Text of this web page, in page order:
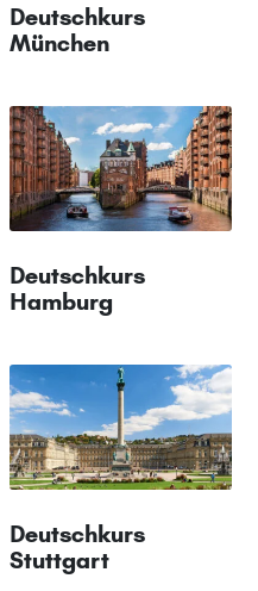
Deutschkurs
München
Deutschkurs
Hamburg
Deutschkurs
Stuttgart